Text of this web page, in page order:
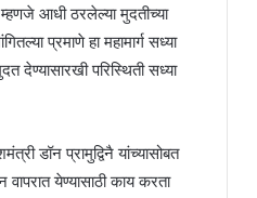
आधी ठरलेल्या मुदतीच्या
प्रमाणे हा महामार्ग सध्या
देण्यासारखी परिस्थिती सध्या
डॉन प्रामुद्विनै यांच्यासोबत
येण्यासाठी काय करता